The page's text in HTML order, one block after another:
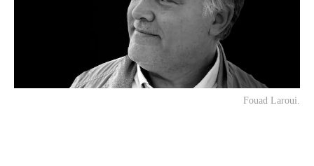
Fouad Laroui.